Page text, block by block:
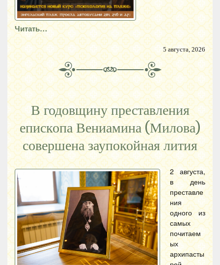
Читать…
5 августа, 2026
В годовщину преставления
епископа Вениамина (Милова)
совершена заупокойная лития
2 августа,
в день
преставле
ния
одного из
самых
почитаем
ых
архипасты